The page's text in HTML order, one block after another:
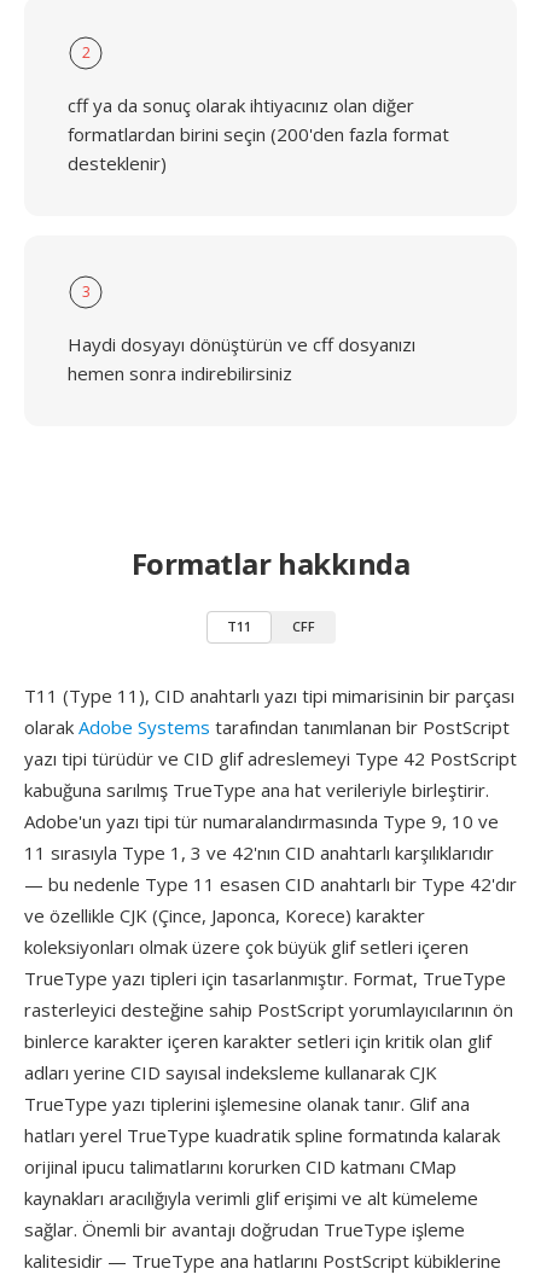
2
cff ya da sonuç olarak ihtiyacınız olan diğer
formatlardan birini seçin (200'den fazla format
desteklenir)
3
Haydi dosyayı dönüştürün ve cff dosyanızı
hemen sonra indirebilirsiniz
Formatlar hakkında
T11 CFF
T11 (Type 11), CID anahtarlı yazı tipi mimarisinin bir parçası
olarak Adobe Systems tarafından tanımlanan bir PostScript
yazı tipi türüdür ve CID glif adreslemeyi Type 42 PostScript
kabuğuna sarılmış TrueType ana hat verileriyle birleştirir.
Adobe'un yazı tipi tür numaralandırmasında Type 9, 10 ve
11 sırasıyla Type 1, 3 ve 42'nın CID anahtarlı karşılıklarıdır
— bu nedenle Type 11 esasen CID anahtarlı bir Type 42'dır
ve özellikle CJK (Çince, Japonca, Korece) karakter
koleksiyonları olmak üzere çok büyük glif setleri içeren
TrueType yazı tipleri için tasarlanmıştır. Format, TrueType
rasterleyici desteğine sahip PostScript yorumlayıcılarının ön
binlerce karakter içeren karakter setleri için kritik olan glif
adları yerine CID sayısal indeksleme kullanarak CJK
TrueType yazı tiplerini işlemesine olanak tanır. Glif ana
hatları yerel TrueType kuadratik spline formatında kalarak
orijinal ipucu talimatlarını korurken CID katmanı CMap
kaynakları aracılığıyla verimli glif erişimi ve alt kümeleme
sağlar. Önemli bir avantajı doğrudan TrueType işleme
kalitesidir — TrueType ana hatlarını PostScript kübiklerine